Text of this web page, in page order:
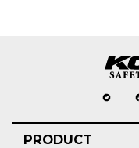
PRODUCT